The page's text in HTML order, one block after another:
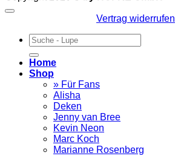
Vertrag widerrufen
Suchen
nach:
Home
Shop
» Für Fans
Alisha
Deken
Jenny van Bree
Kevin Neon
Marc Koch
Marianne Rosenberg